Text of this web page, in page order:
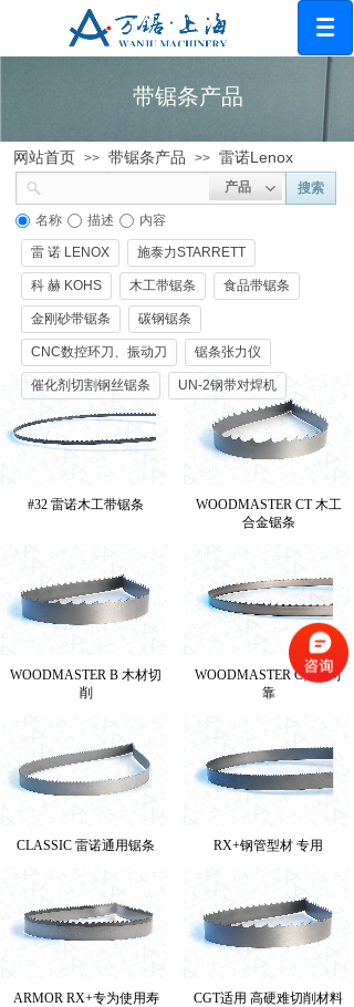
带锯条产品
网站首页 >> 带锯条产品 >> 雷诺Lenox
产品 搜索
名称 描述 内容
#32 雷诺木工带锯条
WOODMASTER CT 木工
合金锯条
WOODMASTER B 木材切
削
WOODMASTER C性能可
靠
CLASSIC 雷诺通用锯条 RX+钢管型材 专用
ARMOR RX+专为使用寿
CGT适用 高硬难切削材料
雷 诺 LENOX 施泰力STARRETT
科 赫 KOHS 木工带锯条 食品带锯条
金刚砂带锯条 碳钢锯条
CNC数控环刀、振动刀 锯条张力仪
催化剂切割钢丝锯条 UN-2钢带对焊机